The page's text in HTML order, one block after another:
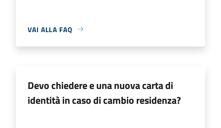
VAI ALLA FAQ
Devo chiedere e una nuova carta di
identità in caso di cambio residenza?